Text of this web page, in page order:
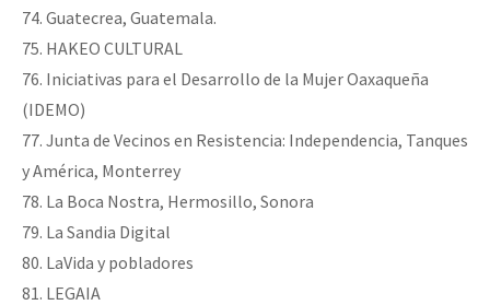
74. Guatecrea, Guatemala.
75. HAKEO CULTURAL
76. Iniciativas para el Desarrollo de la Mujer Oaxaqueña
(IDEMO)
77. Junta de Vecinos en Resistencia: Independencia, Tanques
y América, Monterrey
78. La Boca Nostra, Hermosillo, Sonora
79. La Sandia Digital
80. LaVida y pobladores
81. LEGAIA